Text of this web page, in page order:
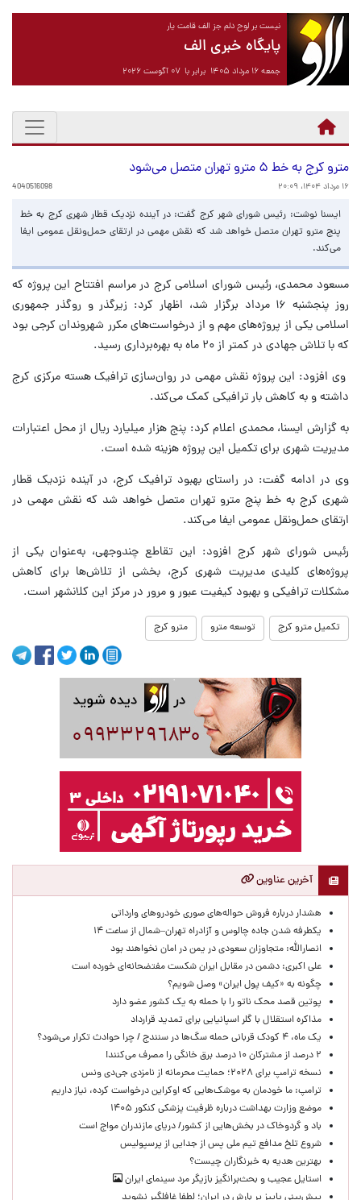
نیست بر لوح دلم جز الف قامت یار
پایگاه خبری الف
جمعه ۱۶ مرداد ۱۴۰۵ برابر با ۰۷ آگوست ۲۰۲۶
مترو کرج به خط ۵ مترو تهران متصل می‌شود
۱۶ مرداد ۱۴۰۴، ۲۰:۰۹ 4040516098
ایسنا نوشت: رئیس شورای شهر کرج گفت: در آینده نزدیک قطار شهری کرج به خط
پنج مترو تهران متصل خواهد شد که نقش مهمی در ارتقای حمل‌ونقل عمومی ایفا
می‌کند.
مسعود محمدی، رئیس شورای اسلامی کرج در مراسم افتتاح این پروژه که
روز پنجشنبه ۱۶ مرداد برگزار شد، اظهار کرد: زیرگذر و روگذر جمهوری
اسلامی یکی از پروژه‌های مهم و از درخواست‌های مکرر شهروندان کرجی بود
که با تلاش جهادی در کمتر از ۲۰ ماه به بهره‌برداری رسید.
وی افزود: این پروژه نقش مهمی در روان‌سازی ترافیک هسته مرکزی کرج
داشته و به کاهش بار ترافیکی کمک می‌کند.
به گزارش ایسنا، محمدی اعلام کرد: پنج هزار میلیارد ریال از محل اعتبارات
مدیریت شهری برای تکمیل این پروژه هزینه شده است.
وی در ادامه گفت: در راستای بهبود ترافیک کرج، در آینده نزدیک قطار
شهری کرج به خط پنج مترو تهران متصل خواهد شد که نقش مهمی در
ارتقای حمل‌ونقل عمومی ایفا می‌کند.
رئیس شورای شهر کرج افزود: این تقاطع چندوجهی، به‌عنوان یکی از
پروژه‌های کلیدی مدیریت شهری کرج، بخشی از تلاش‌ها برای کاهش
مشکلات ترافیکی و بهبود کیفیت عبور و مرور در مرکز این کلانشهر است.
تکمیل مترو کرج توسعه مترو مترو کرج
آخرین عناوین
هشدار درباره فروش حواله‌های صوری خودروهای وارداتی
یکطرفه شدن جاده چالوس و آزادراه تهران–شمال از ساعت ۱۴
انصارالله: متجاوزان سعودی در یمن در امان نخواهند بود
علی اکبری: دشمن در مقابل ایران شکست مفتضحانه‌ای خورده است
چگونه به «کیف پول ایران» وصل شویم؟
پوتین قصد محک ناتو را با حمله به یک کشور عضو دارد
مذاکره استقلال با گلر اسپانیایی برای تمدید قرارداد
یک ماه، ۴ کودک قربانی حمله سگ‌ها در سنندج / چرا حوادث تکرار می‌شود؟
۲ درصد از مشترکان ۱۰ درصد برق خانگی را مصرف می‌کنند!
نسخه ترامپ برای ۲۰۲۸؛ حمایت محرمانه از نامزدی جی‌دی ونس
ترامپ: ما خودمان به موشک‌هایی که اوکراین درخواست کرده، نیاز داریم
موضع وزارت بهداشت درباره ظرفیت پزشکی کنکور ۱۴۰۵
باد و گردوخاک در بخش‌هایی از کشور/ دریای مازندران مواج است
شروع تلخ مدافع تیم ملی پس از جدایی از پرسپولیس
بهترین هدیه به خبرنگاران چیست؟
استایل عجیب و بحث‌برانگیز بازیگر مرد سینمای ایران